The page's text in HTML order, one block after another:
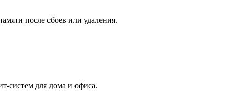
после сбоев или удаления.
систем для дома и офиса.